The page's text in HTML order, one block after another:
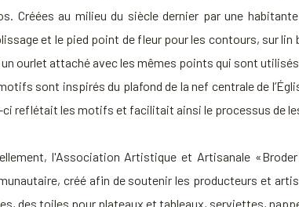
Créées au milieu du siècle dernier par une
et le pied point de fleur pour les contours, sur lin
ourlet attaché avec les mêmes points qui sont
sont inspirés du plafond de la nef centrale de
reflétait les motifs et facilitait ainsi le processus de
l'Association Artistique et Artisanale
créé afin de soutenir les producteurs et
des toiles pour plateaux et tableaux, serviettes,